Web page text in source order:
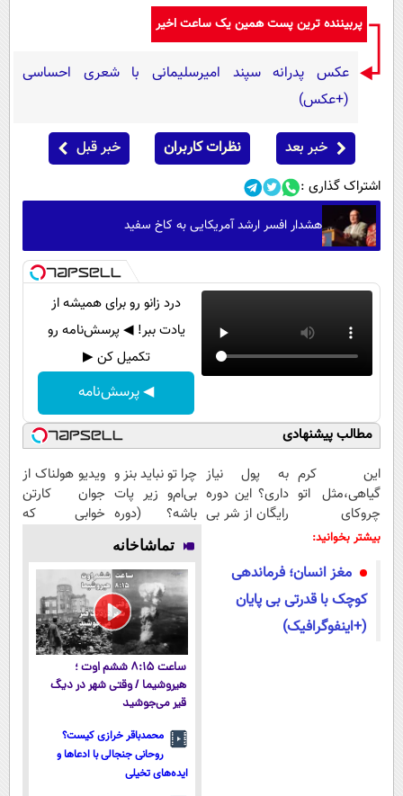
پربیننده ترین پست همین یک ساعت اخیر
عکس پدرانه سپند امیرسلیمانی با شعری احساسی
(+عکس)
خبر بعد نظرات کاربران خبر قبل
اشتراک گذاری :
هشدار افسر ارشد آمریکایی به کاخ سفید
درد زانو رو برای همیشه از
یادت ببر! ◀ پرسش‌نامه رو
تکمیل کن ▶
◀ پرسش‌نامه
مطالب پیشنهادی
این کرم
گیاهی،مثل اتو
چروکای
پوستتوصاف
به پول نیاز
داری؟ این دوره
رایگان از شر بی
چرا تو نباید بنز و
بی‌ام‌و زیر پات
باشه؟ (دوره
رایگان درآمد
میلیاردی)
ویدیو هولناک از
جوان کارتن
خوابی که
بیشتر بخوانید:
مغز انسان؛ فرماندهی
کوچک با قدرتی بی پایان
(+اینفوگرافیک)
تماشاخانه
ساعت ۸:۱۵ ششم اوت ؛
هیروشیما / وقتی شهر در دیگ
قیر می‌جوشید
محمدباقر خرازی کیست؟
روحانی جنجالی با ادعاها و
ایده‌های تخیلی